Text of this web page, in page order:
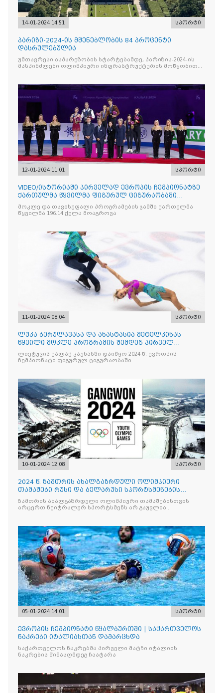
14-01-2024 14:51 სპორტი
პარიზი-2024-ის მშენებლობის 84 პროცენტი
დასრულებულია
უმთავრესი ასპარეზობის სტარტებამდე, პარიზის-2024-ის
მასპინძლები ოლიმპიური ინფრასტრუქტურის მოწყობით
12-01-2024 11:01 სპორტი
VIDEO/ისტორიაში პირველად ევროპის ჩემპიონატზე
ქართულმა წყვილმა ფიგურულ ციგურაობაში
ვერცხლის მედალი მოიპოვა
მოკლე და თავისუფალი პროგრამების ჯამში ქართულმა
წყვილმა 196.14 ქულა მოაგროვა
11-01-2024 08:04 სპორტი
ლუკა ბერულავასა და ანასტასია მეტელკინას
წყვილი მოკლე პროგრამის შემდეგ პირველ
ადგილზეა
ლიეტუვის ქალაქ კაუნასში დაიწყო 2024 წ. ევროპის
ჩემპიონატი ფიგურულ ციგურაობაში
10-01-2024 12:08 სპორტი
2024 წ. ზამთრის ახალგაზრდული ოლიმპიური
თამაშები რუსი და ბელარუსი სპორტსმენების
გარეშე ჩაივლის
ზამთრის ახალგაზრდული ოლიმპიური თამაშებისთვის
არცერთ ნეიტრალურ სპორტსმენს არ გაუვლია
05-01-2024 14:01 სპორტი
ევროპის ჩემპიონატი წყალბურთში | საქართველოს
ნაკრები იტალიასთან დამარცხდა
საქართველოს ნაკრებმა პირველი მატჩი იტალიის
ნაკრების წინააღმდეგ ჩაატარა